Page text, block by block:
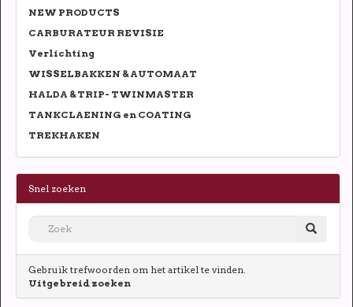
NEW PRODUCTS
CARBURATEUR REVISIE
Verlichting
WISSELBAKKEN & AUTOMAAT
HALDA & TRIP- TWINMASTER
TANKCLAENING en COATING
TREKHAKEN
Snel zoeken
Gebruik trefwoorden om het artikel te vinden.
Uitgebreid zoeken